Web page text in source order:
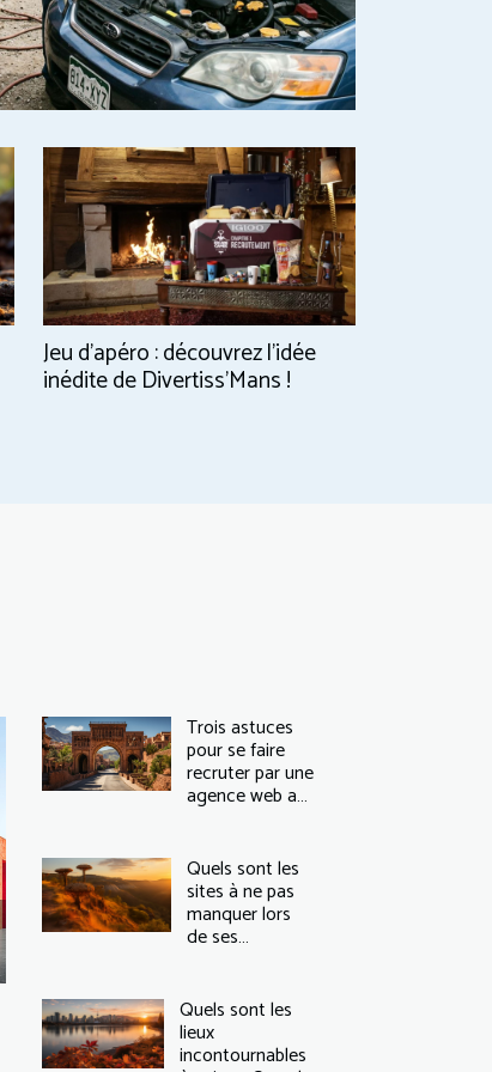
Jeu d’apéro : découvrez l’idée
inédite de Divertiss’Mans !
Trois astuces
pour se faire
recruter par une
agence web au
Quels sont les
sites à ne pas
manquer lors
de ses
Quels sont les
lieux
incontournables